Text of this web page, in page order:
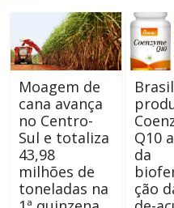
Moagem de
cana avança
no Centro-
Sul e totaliza
43,98
milhões de
toneladas na
Brasil
Q10
da
ção